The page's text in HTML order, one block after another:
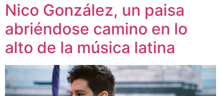
Nico González, un paisa
abriéndose camino en lo
alto de la música latina